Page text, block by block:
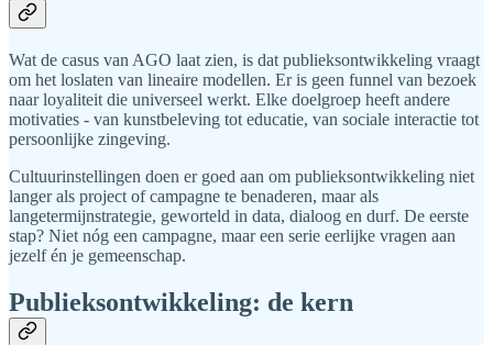
Wat de casus van AGO laat zien, is dat publieksontwikkeling vraagt
om het loslaten van lineaire modellen. Er is geen funnel van bezoek
naar loyaliteit die universeel werkt. Elke doelgroep heeft andere
motivaties - van kunstbeleving tot educatie, van sociale interactie tot
persoonlijke zingeving.
Cultuurinstellingen doen er goed aan om publieksontwikkeling niet
langer als project of campagne te benaderen, maar als
langetermijnstrategie, geworteld in data, dialoog en durf. De eerste
stap? Niet nóg een campagne, maar een serie eerlijke vragen aan
jezelf én je gemeenschap.
Publieksontwikkeling: de kern